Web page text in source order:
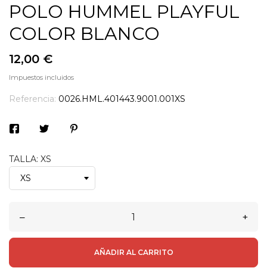
POLO HUMMEL PLAYFUL
COLOR BLANCO
12,00 €
Impuestos incluidos
Referencia: 0026.HML.401443.9001.001XS
TALLA: XS
– +
AÑADIR AL CARRITO